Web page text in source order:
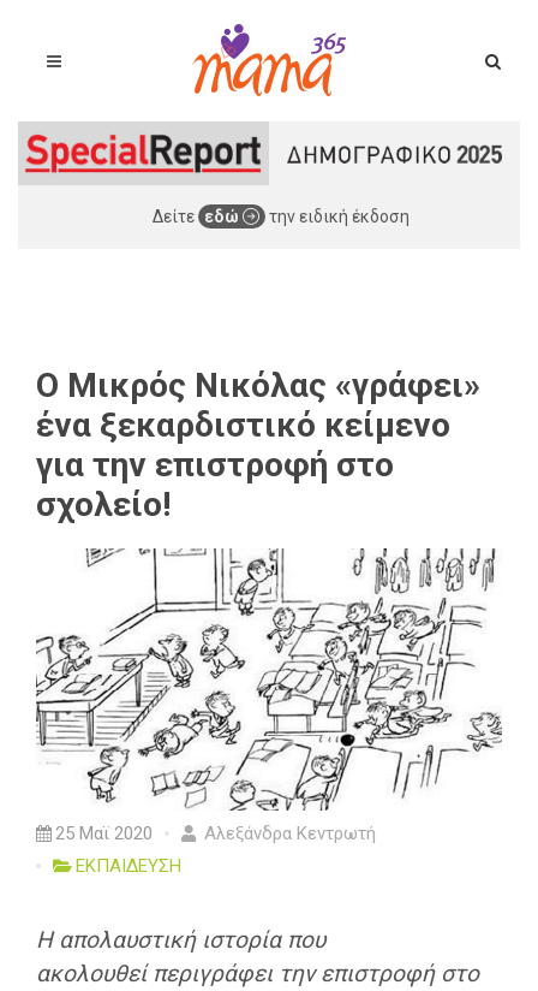
Δείτε εδώ την ειδική έκδοση
O Μικρός Νικόλας «γράφει»
ένα ξεκαρδιστικό κείμενο
για την επιστροφή στο
σχολείο!
25 Μαϊ 2020
Αλεξάνδρα Κεντρωτή
ΕΚΠΑΙΔΕΥΣΗ
Η απολαυστική ιστορία που
ακολουθεί περιγράφει την επιστροφή στο